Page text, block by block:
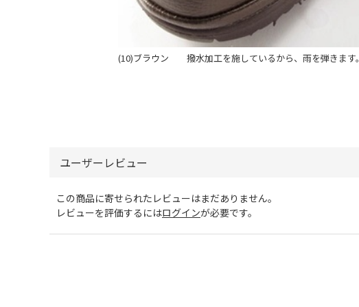
(10)ブラウン 撥水加工を施しているから、雨を弾きます。
ユーザーレビュー
この商品に寄せられたレビューはまだありません。
レビューを評価するにはログインが必要です。